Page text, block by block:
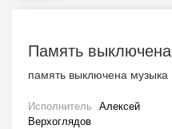
Память выключена
память выключена музыка
Исполнитель Алексей
Верхоглядов